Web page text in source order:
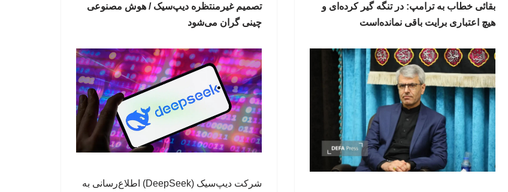
بقائی خطاب به ترامپ: در تنگه گیر کرده‌ای و
هیچ اعتباری برایت باقی نمانده‌است
تصمیم غیرمنتظره دیپ‌سیک / هوش مصنوعی
چینی گران می‌شود
شرکت دیپ‌سیک (DeepSeek) اطلاع‌رسانی به